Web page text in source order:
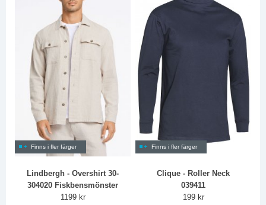
Finns i fler färger
Lindbergh - Overshirt 30-
304020 Fiskbensmönster
1199 kr
Finns i fler färger
Clique - Roller Neck
039411
199 kr